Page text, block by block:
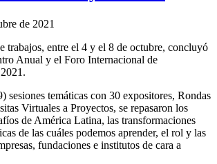
de 2021
trabajos, entre el 4 y el 8 de octubre, concluyó
Anual y el Foro Internacional de
sesiones temáticas con 30 expositores, Rondas
Virtuales a Proyectos, se repasaron los
de América Latina, las transformaciones
de las cuáles podemos aprender, el rol y las
fundaciones e institutos de cara a